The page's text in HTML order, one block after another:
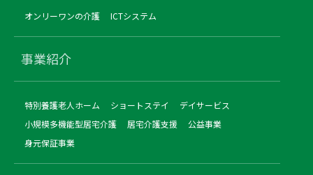
オンリーワンの介護 ICTシステム
事業紹介
特別養護老人ホーム ショートステイ
デイサービス
小規模多機能型居宅介護
居宅介護支援
公益事業
身元保証事業